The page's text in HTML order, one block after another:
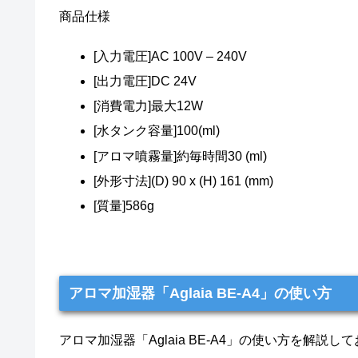
商品仕様
[入力電圧]AC 100V – 240V
[出力電圧]DC 24V
[消費電力]最大12W
[水タンク容量]100(ml)
[アロマ噴霧量]約毎時間30 (ml)
[外形寸法](D) 90 x (H) 161 (mm)
[質量]586g
アロマ加湿器「Aglaia BE-A4」の使い方
アロマ加湿器「Aglaia BE-A4」の使い方を解説して